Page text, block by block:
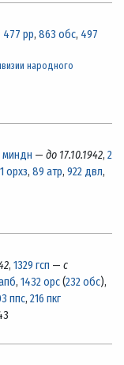
477 рр, 863 обс, 497
народного
миндн — до 17.10.1942, 2
орхз, 89 атр, 922 двл,
, 1329 гсп — с
, 1432 орс(232 обс),
ппс, 216 пкг